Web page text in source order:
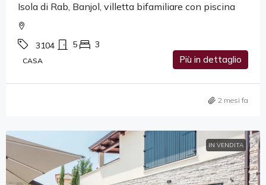
Isola di Rab, Banjol, villetta bifamiliare con piscina
3104 5 3
CASA Più in dettaglio
2 mesi fa
IN VENDITA